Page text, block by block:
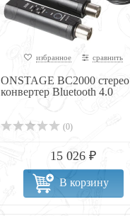
избранное сравнить
ONSTAGE BC2000 стерео
конвертер Bluetooth 4.0
(0)
15 026 ₽
В корзину